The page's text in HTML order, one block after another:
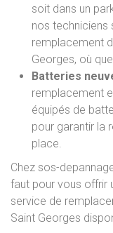
soit dans un
nos techniciens
remplacement
Georges, où
Batteries
remplacement
équipés de
pour garantir la
place.
Chez sos-
faut pour vous offrir
service de
Saint Georges